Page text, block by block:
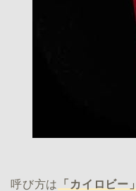
呼び方は 「カイロビー」